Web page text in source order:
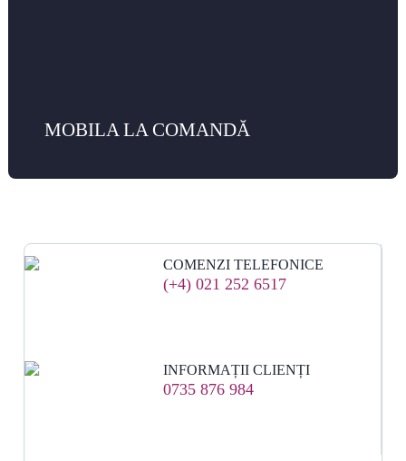
MOBILA LA COMANDĂ
COMENZI TELEFONICE
(+4) 021 252 6517
INFORMAȚII CLIENȚI
0735 876 984